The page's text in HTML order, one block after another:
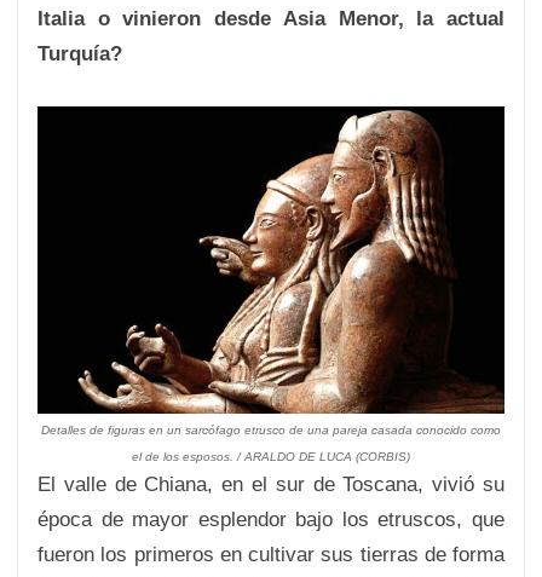
Italia o vinieron desde Asia Menor, la actual
Turquía?
Detalles de figuras en un sarcófago etrusco de una pareja casada conocido como
el de los esposos. / ARALDO DE LUCA (CORBIS)
El valle de Chiana, en el sur de Toscana, vivió su
época de mayor esplendor bajo los etruscos, que
fueron los primeros en cultivar sus tierras de forma